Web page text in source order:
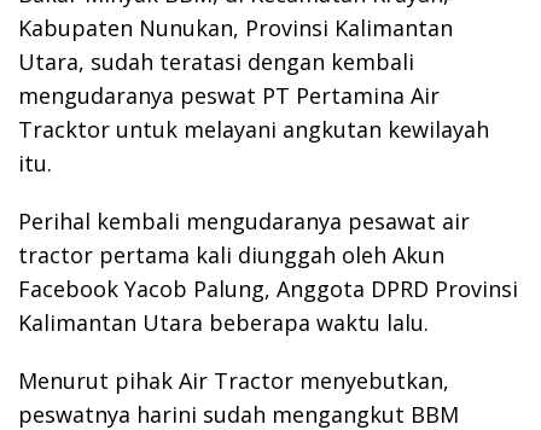
Kabupaten Nunukan, Provinsi Kalimantan
Utara, sudah teratasi dengan kembali
mengudaranya peswat PT Pertamina Air
Tracktor untuk melayani angkutan kewilayah
itu.
Perihal kembali mengudaranya pesawat air
tractor pertama kali diunggah oleh Akun
Facebook Yacob Palung, Anggota DPRD Provinsi
Kalimantan Utara beberapa waktu lalu.
Menurut pihak Air Tractor menyebutkan,
peswatnya harini sudah mengangkut BBM